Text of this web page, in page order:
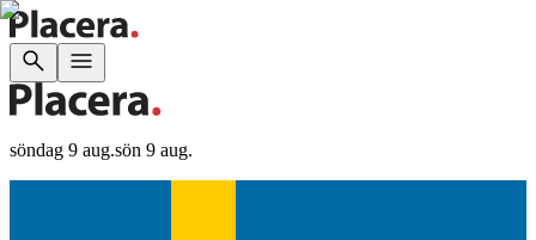
söndag 9 aug.sön 9 aug.